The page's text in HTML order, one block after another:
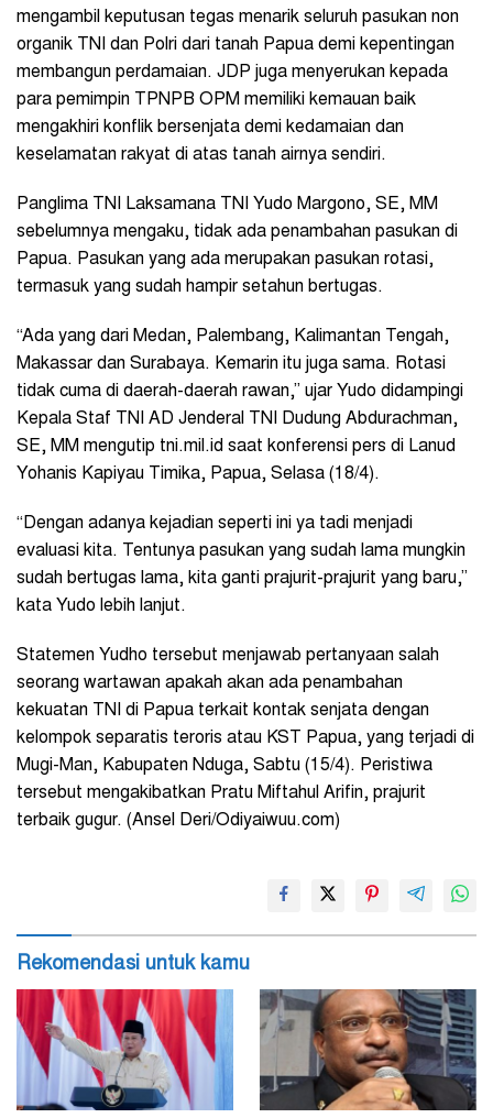
mengambil keputusan tegas menarik seluruh pasukan non
organik TNI dan Polri dari tanah Papua demi kepentingan
membangun perdamaian. JDP juga menyerukan kepada
para pemimpin TPNPB OPM memiliki kemauan baik
mengakhiri konflik bersenjata demi kedamaian dan
keselamatan rakyat di atas tanah airnya sendiri.
Panglima TNI Laksamana TNI Yudo Margono, SE, MM
sebelumnya mengaku, tidak ada penambahan pasukan di
Papua. Pasukan yang ada merupakan pasukan rotasi,
termasuk yang sudah hampir setahun bertugas.
“Ada yang dari Medan, Palembang, Kalimantan Tengah,
Makassar dan Surabaya. Kemarin itu juga sama. Rotasi
tidak cuma di daerah-daerah rawan,” ujar Yudo didampingi
Kepala Staf TNI AD Jenderal TNI Dudung Abdurachman,
SE, MM mengutip tni.mil.id saat konferensi pers di Lanud
Yohanis Kapiyau Timika, Papua, Selasa (18/4).
“Dengan adanya kejadian seperti ini ya tadi menjadi
evaluasi kita. Tentunya pasukan yang sudah lama mungkin
sudah bertugas lama, kita ganti prajurit-prajurit yang baru,”
kata Yudo lebih lanjut.
Statemen Yudho tersebut menjawab pertanyaan salah
seorang wartawan apakah akan ada penambahan
kekuatan TNI di Papua terkait kontak senjata dengan
kelompok separatis teroris atau KST Papua, yang terjadi di
Mugi-Man, Kabupaten Nduga, Sabtu (15/4). Peristiwa
tersebut mengakibatkan Pratu Miftahul Arifin, prajurit
terbaik gugur. (Ansel Deri/Odiyaiwuu.com)
Rekomendasi untuk kamu